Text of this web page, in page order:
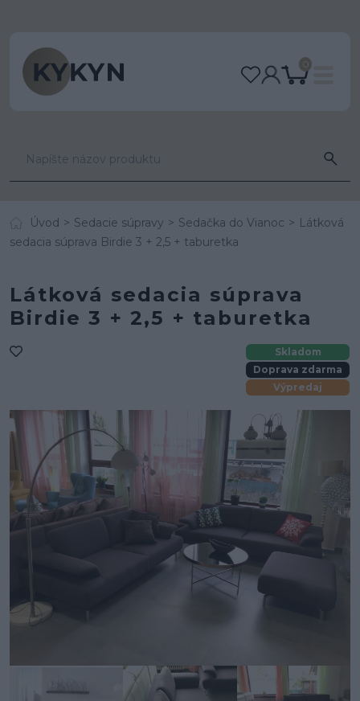
0
Úvod Sedacie súpravy Sedačka do Vianoc
Látková
sedacia súprava Birdie 3 + 2,5 + taburetka
Látková sedacia súprava
Birdie 3 + 2,5 + taburetka
Skladom
Doprava zdarma
Výpredaj